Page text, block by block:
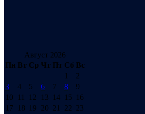
Август 2026
Пн Вт Ср Чт Пт Сб Вс
1
2
3
4 5 6 7 8
9
10
11 12 13 14 15
16
17
18 19 20 21 22 23